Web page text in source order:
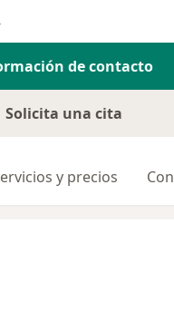
de contacto
Solicita una cita
y precios